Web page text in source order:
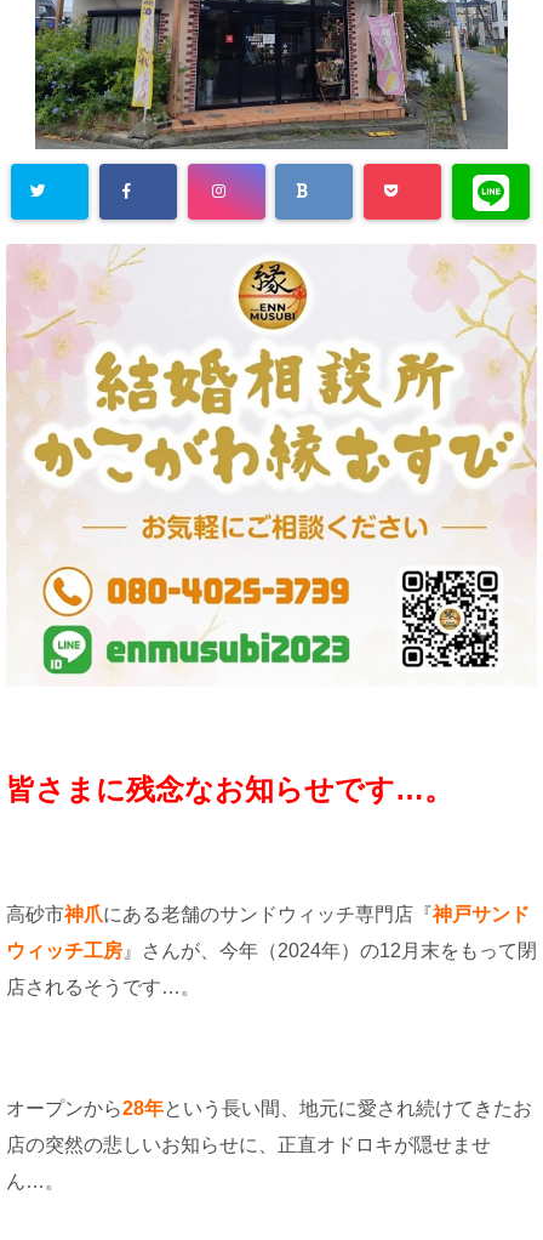
皆さまに残念なお知らせです…。
高砂市神爪にある老舗のサンドウィッチ専門店『神戸サンド
ウィッチ工房 』さんが、今年（2024年）の12月末をもって閉
店されるそうです…。
オープンから28年という長い間、地元に愛され続けてきたお
店の突然の悲しいお知らせに、正直オドロキが隠せませ
ん…。